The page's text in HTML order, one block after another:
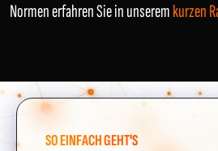
Normen erfahren Sie in unseremkurzen
SO EINFACH GEHT'S